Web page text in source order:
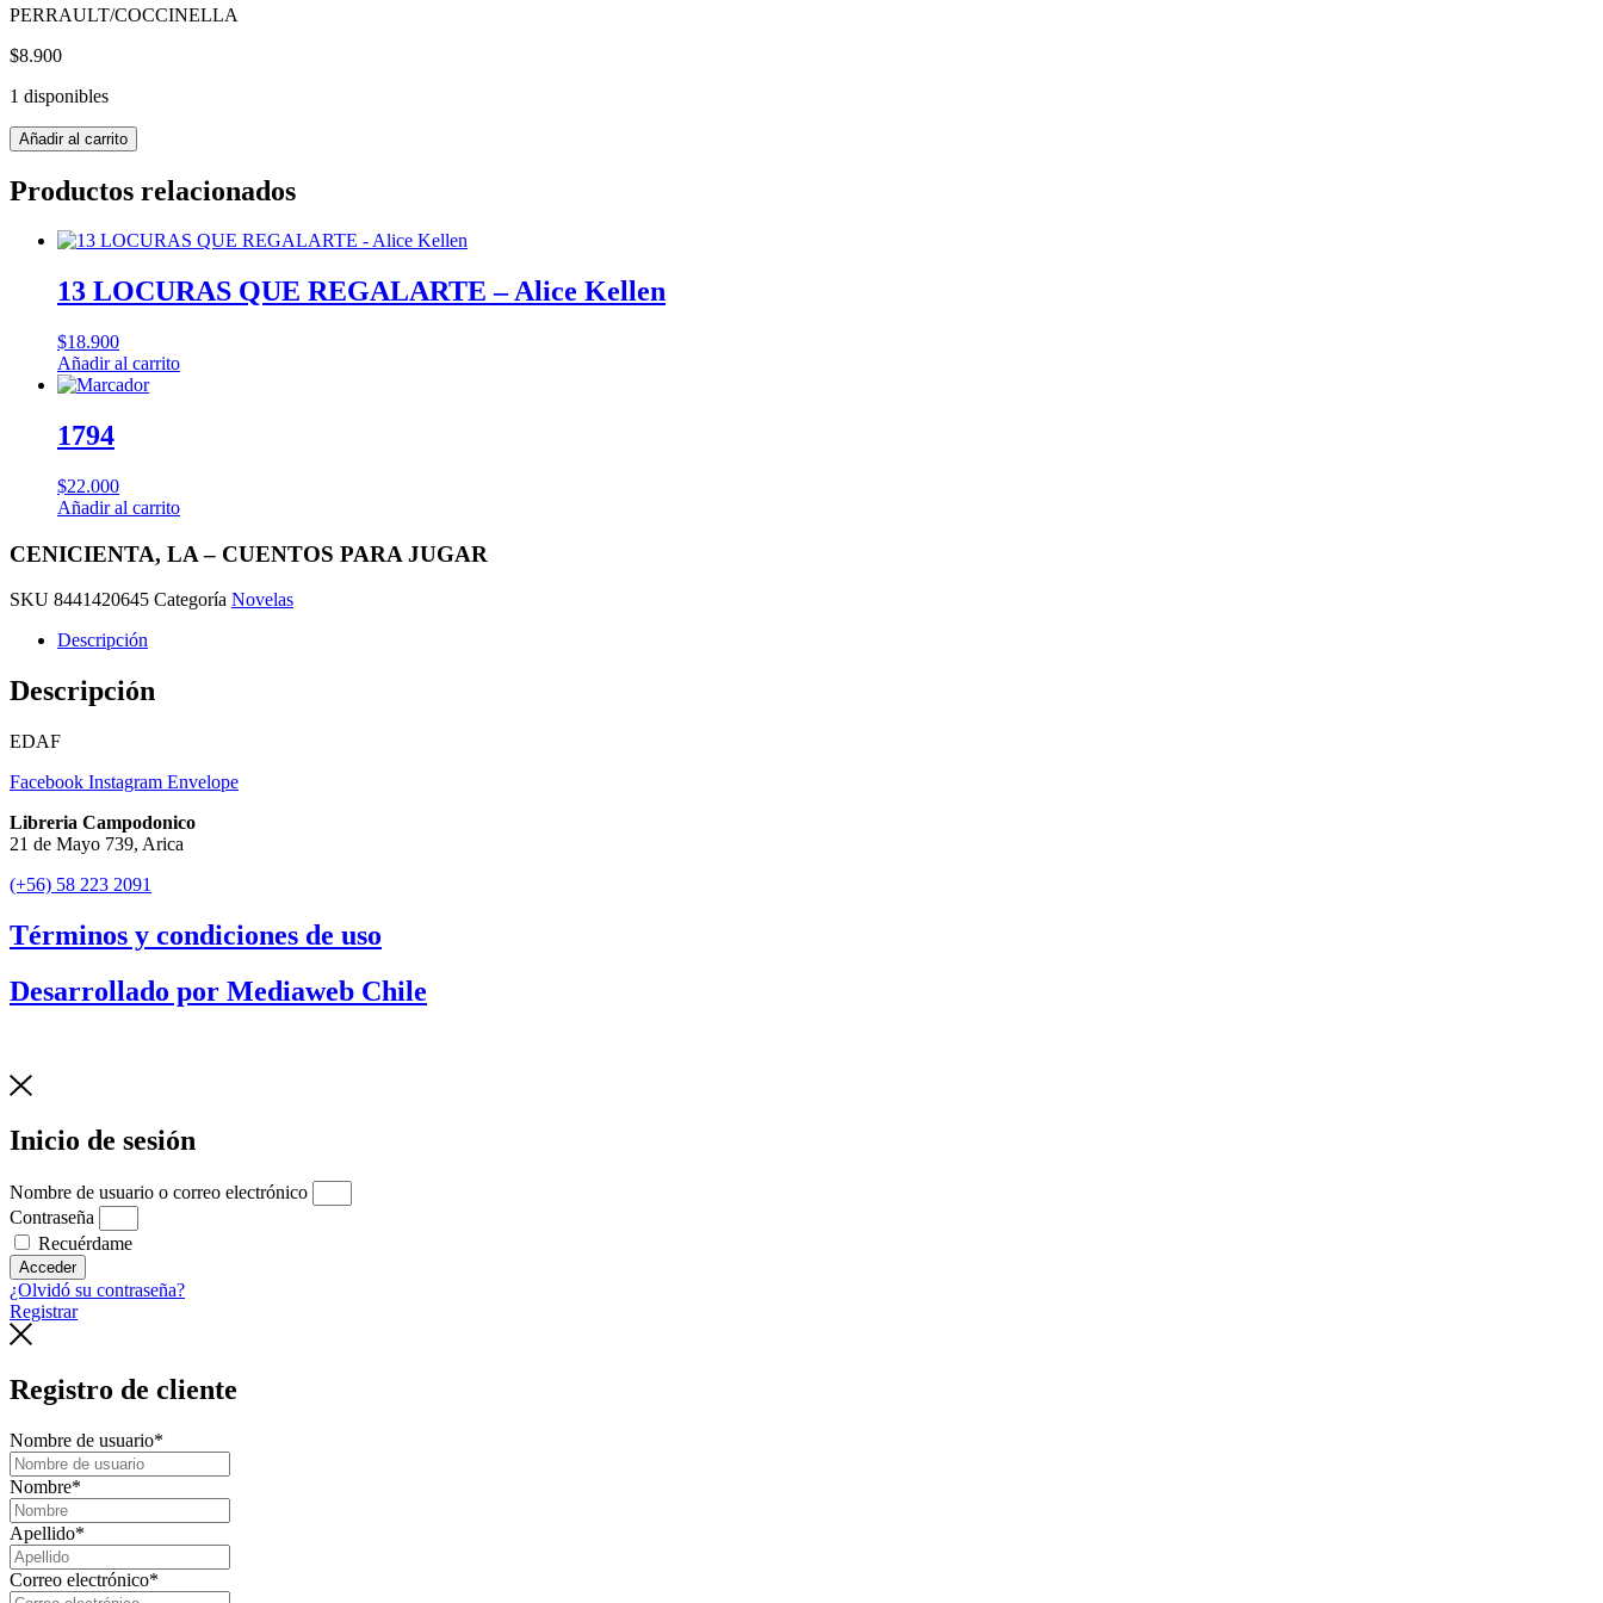
PERRAULT/COCCINELLA
$8.900
1 disponibles
CENICIENTA,
LA
-
CUENTOS
JUGAR
Añadir al carrito
Productos relacionados
13 LOCURAS QUE REGALARTE – Alice Kellen
$18.900
Añadir al carrito
1794
$22.000
Añadir al carrito
CENICIENTA, LA – CUENTOS PARA JUGAR
SKU 8441420645 Categoría Novelas
Descripción
Descripción
EDAF
Facebook Instagram Envelope
Libreria Campodonico
21 de Mayo 739, Arica
(+56) 58 223 2091
Términos y condiciones de uso
Desarrollado por Mediaweb Chile
Inicio de sesión
Nombre de usuario o correo electrónico
Contraseña
Recuérdame
Acceder
¿Olvidó su contraseña?
Registrar
Registro de cliente
Nombre de usuario*
Nombre*
Apellido*
Correo electrónico*